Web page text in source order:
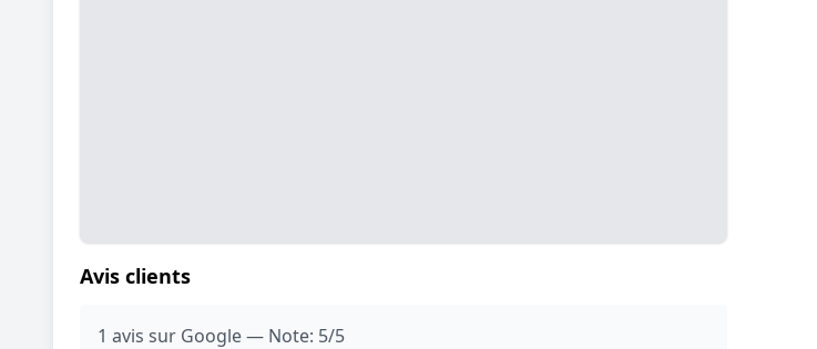
Avis clients
1 avis sur Google — Note: 5/5